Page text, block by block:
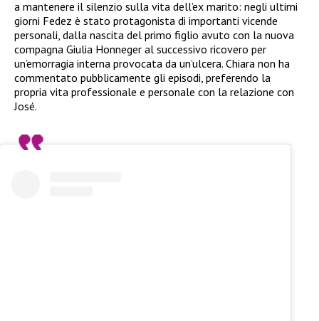
a mantenere il silenzio sulla vita dell’ex marito: negli ultimi
giorni Fedez è stato protagonista di importanti vicende
personali, dalla nascita del primo figlio avuto con la nuova
compagna Giulia Honneger al successivo ricovero per
un’emorragia interna provocata da un’ulcera. Chiara non ha
commentato pubblicamente gli episodi, preferendo la
propria vita professionale e personale con la relazione con
José.